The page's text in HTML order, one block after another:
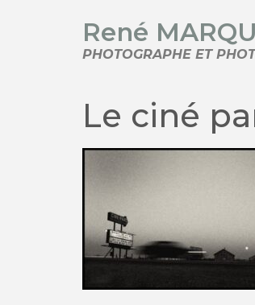
René
PHOTOGRAPHE ET
Le ciné